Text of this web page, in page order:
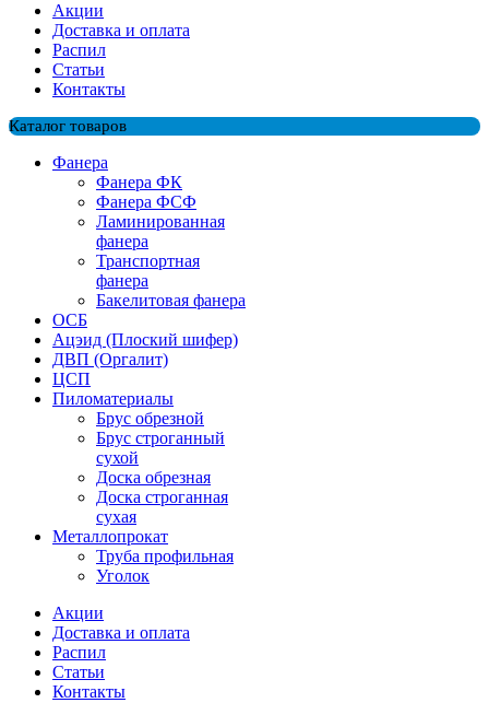
Акции
Доставка и оплата
Распил
Cтатьи
Контакты
Каталог товаров
Фанера
Фанера ФК
Фанера ФСФ
Ламинированная
фанера
Транспортная
фанера
Бакелитовая фанера
ОСБ
Ацэид (Плоский шифер)
ДВП (Оргалит)
ЦСП
Пиломатериалы
Брус обрезной
Брус строганный
сухой
Доска обрезная
Доска строганная
сухая
Металлопрокат
Труба профильная
Уголок
Акции
Доставка и оплата
Распил
Cтатьи
Контакты